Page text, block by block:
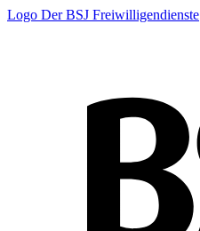
Logo Der BSJ Freiwilligendienste